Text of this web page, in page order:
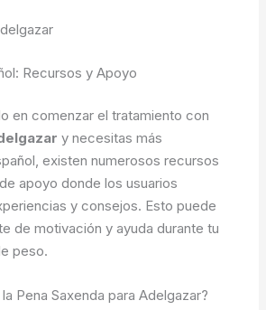
Recursos y Apoyo
en comenzar el tratamiento con
y necesitas más
existen numerosos recursos
apoyo donde los usuarios
y consejos. Esto puede
de motivación y ayuda durante tu
peso.
Pena Saxenda para Adelgazar?